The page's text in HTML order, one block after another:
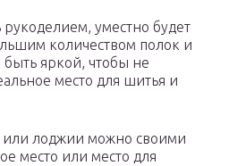
уместно будет
количеством полок и
яркой, чтобы не
место для шитья и
или лоджии можно своими
место или место для